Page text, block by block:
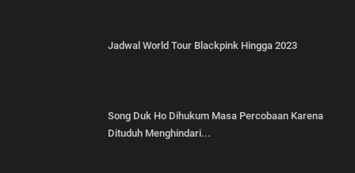
Jadwal World Tour Blackpink Hingga 2023
Song Duk Ho Dihukum Masa Percobaan Karena
Dituduh Menghindari...